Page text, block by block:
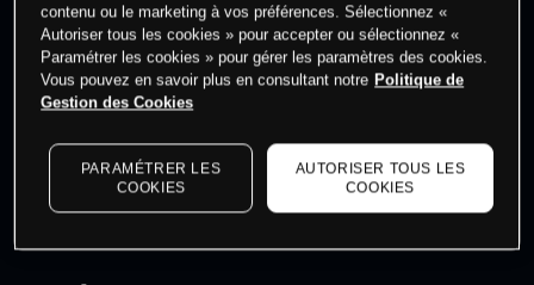
Les prix sont indicatifs.Connectez-vous pour voir les
dernières données du marché.
contenu ou le marketing à vos préférences. Sélectionnez «
Autoriser tous les cookies » pour accepter ou sélectionnez «
Paramétrer les cookies » pour gérer les paramètres des cookies.
Vous pouvez en savoir plus en consultant notre Politique de
Gestion des Cookies
PARAMÉTRER LES
COOKIES
AUTORISER TOUS LES
COOKIES